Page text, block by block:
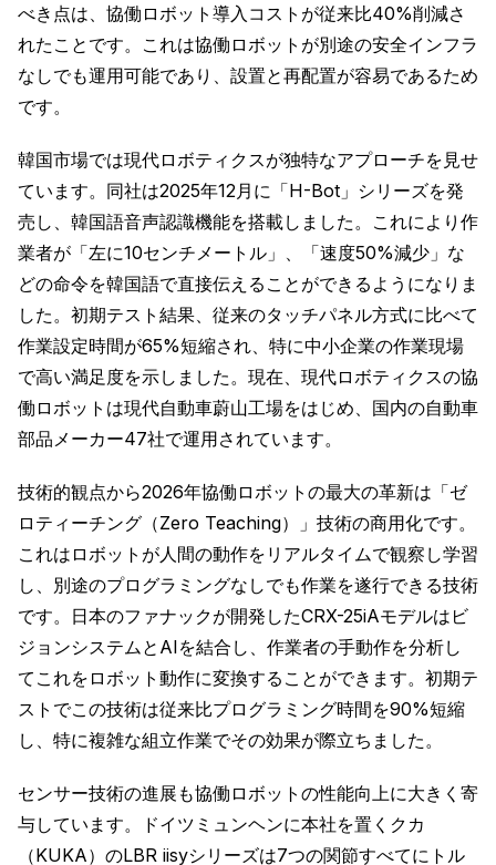
べき点は、協働ロボット導入コストが従来比40%削減さ
れたことです。これは協働ロボットが別途の安全インフラ
なしでも運用可能であり、設置と再配置が容易であるため
です。
韓国市場では現代ロボティクスが独特なアプローチを見せ
ています。同社は2025年12月に「H-Bot」シリーズを発
売し、韓国語音声認識機能を搭載しました。これにより作
業者が「左に10センチメートル」、「速度50%減少」な
どの命令を韓国語で直接伝えることができるようになりま
した。初期テスト結果、従来のタッチパネル方式に比べて
作業設定時間が65%短縮され、特に中小企業の作業現場
で高い満足度を示しました。現在、現代ロボティクスの協
働ロボットは現代自動車蔚山工場をはじめ、国内の自動車
部品メーカー47社で運用されています。
技術的観点から2026年協働ロボットの最大の革新は「ゼ
ロティーチング（Zero Teaching）」技術の商用化です。
これはロボットが人間の動作をリアルタイムで観察し学習
し、別途のプログラミングなしでも作業を遂行できる技術
です。日本のファナックが開発したCRX-25iAモデルはビ
ジョンシステムとAIを結合し、作業者の手動作を分析し
てこれをロボット動作に変換することができます。初期テ
ストでこの技術は従来比プログラミング時間を90%短縮
し、特に複雑な組立作業でその効果が際立ちました。
センサー技術の進展も協働ロボットの性能向上に大きく寄
与しています。ドイツミュンヘンに本社を置くクカ
（KUKA）のLBR iisyシリーズは7つの関節すべてにトル